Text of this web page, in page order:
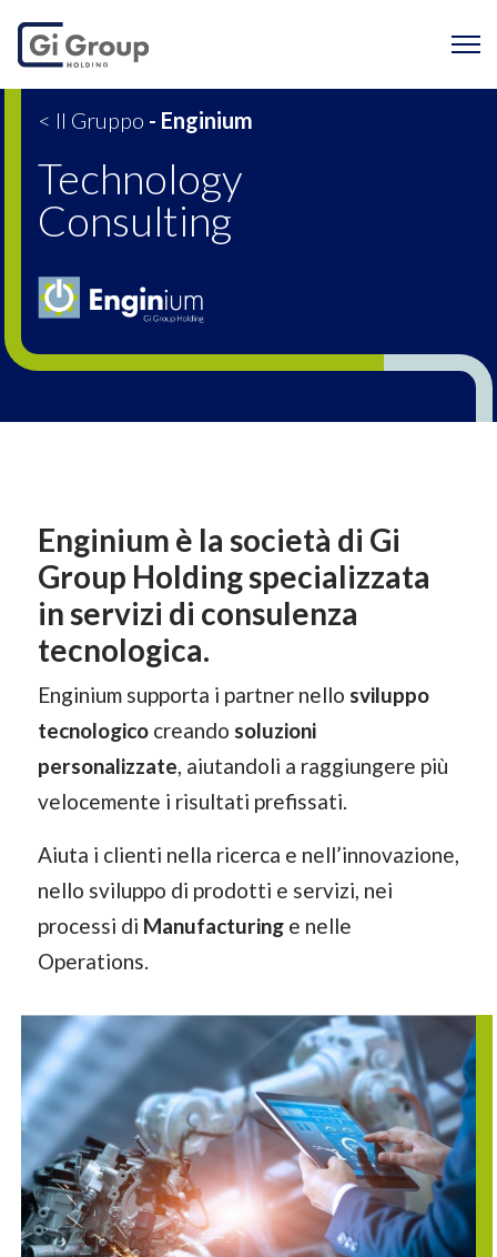
Technology
< Il Gruppo - Enginium
Technology
Consulting
Enginium è la società di Gi
Group Holding specializzata
in servizi di consulenza
tecnologica.
Enginium supporta i partner nello sviluppo
tecnologicocreando soluzioni
personalizzate, aiutandoli a raggiungere più
velocemente i risultati prefissati.
Aiuta i clienti nella ricerca e nell’innovazione,
nello sviluppo di prodotti e servizi, nei
processi di Manufacturinge nelle
Operations.